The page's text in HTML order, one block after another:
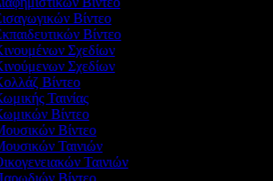
Βίντεο
Βίντεο
Σχεδίων
Σχεδίων
Βίντεο
Ταινίας
Βίντεο
Βίντεο
Ταινιών
Ταινιών